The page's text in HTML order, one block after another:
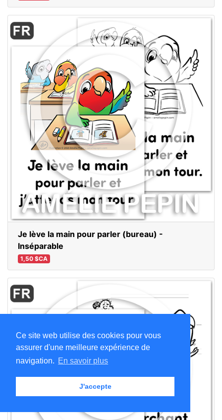
Ce site web utilise des cookies pour vous
assurer d'une meilleure expérience de
navigation. En savoir plus
J'accepte
Je lève la main pour parler (bureau) -
Inséparable
1,50 $CA